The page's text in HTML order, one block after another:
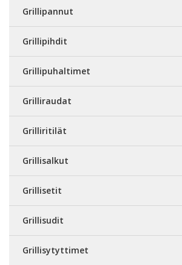
Grillipannut
Grillipihdit
Grillipuhaltimet
Grilliraudat
Grilliritilät
Grillisalkut
Grillisetit
Grillisudit
Grillisytyttimet